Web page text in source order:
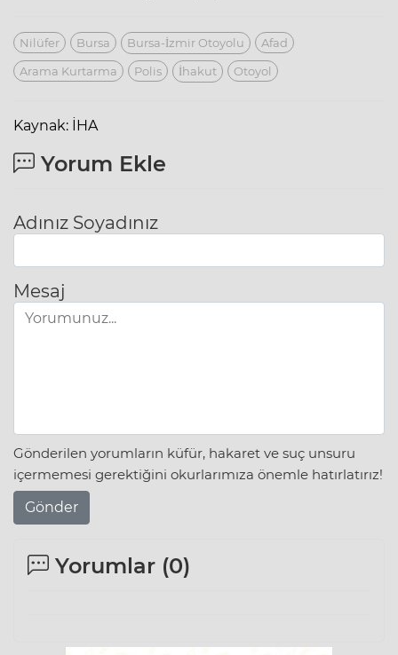
Nilüfer Bursa Bursa-İzmir Otoyolu
Afad
Arama Kurtarma
Polis İhakut Otoyol
Kaynak: İHA
Yorum Ekle
Adınız Soyadınız
Mesaj
Gönderilen yorumların küfür, hakaret ve suç unsuru
içermemesi gerektiğini okurlarımıza önemle hatırlatırız!
Gönder
Yorumlar (0)